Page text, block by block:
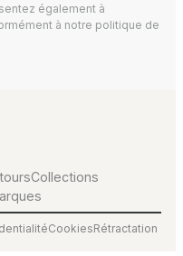
également à
à notre politique de
Collections
CookiesRétractation